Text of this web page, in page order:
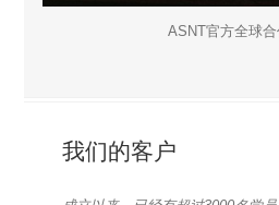
ASNT官方全球
我们的客户